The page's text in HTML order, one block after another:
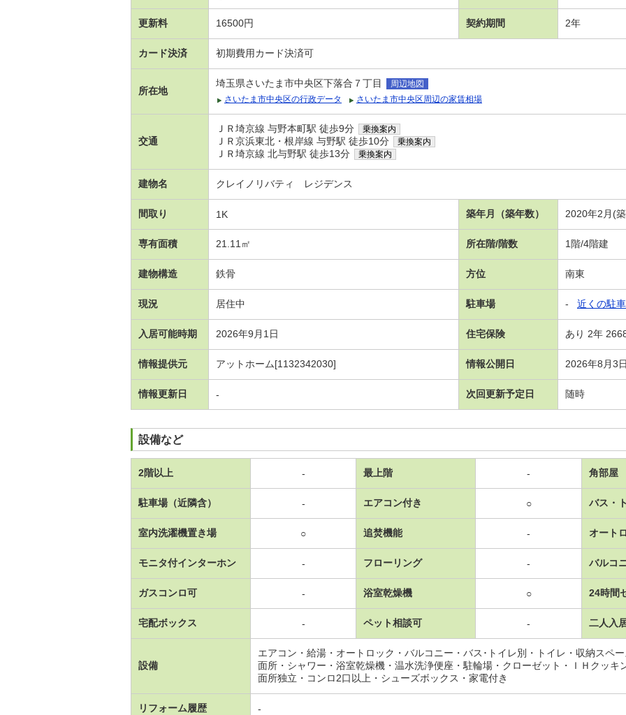
更新料 16500円 契約期間 2年
カード決済 初期費用カード決済可
所在地
埼玉県さいたま市中央区下落合７丁目
周辺地図
さいたま市中央区の行政データ
さいたま市中央区周辺の家賃相場
交通
ＪＲ埼京線 与野本町駅 徒歩9分 乗換案内
ＪＲ京浜東北・根岸線 与野駅 徒歩10分 乗換案内
ＪＲ埼京線 北与野駅 徒歩13分 乗換案内
建物名 クレイノリバティ レジデンス
間取り 1K 築年月（築年数） 2020年2月(
専有面積 21.11㎡ 所在階/階数 1階/4階建
建物構造 鉄骨 方位 南東
現況 居住中 駐車場 - 近くの駐
入居可能時期 2026年9月1日 住宅保険 あり 2年
情報提供元 アットホーム[1132342030] 情報公開日 2026年8月3日
情報更新日 - 次回更新予定日 随時
設備など
2階以上 - 最上階 - 角部屋
駐車場（近隣含） - エアコン付き ○ バス・
室内洗濯機置き場 ○ 追焚機能 - オート
モニタ付インターホン - フローリング - バルコ
ガスコンロ可 - 浴室乾燥機 ○ 24時間
宅配ボックス - ペット相談可 - 二人入
設備
エアコン・給湯・オートロック・バルコニー・バス･トイレ別・トイレ・収納スペ
面所・シャワー・浴室乾燥機・温水洗浄便座・駐輪場・クローゼット・ＩＨクッキ
面所独立・コンロ2口以上・シューズボックス・家電付き
リフォーム履歴 -